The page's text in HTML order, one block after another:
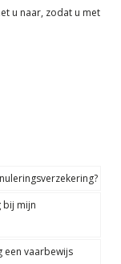
u naar, zodat u met
bij mijn
een vaarbewijs